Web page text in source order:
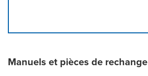
Manuels et pièces de rechange